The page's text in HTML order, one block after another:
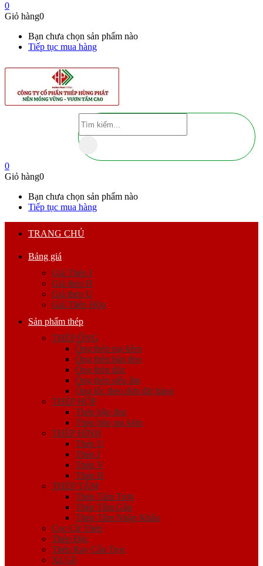
0
Giỏ hàng0
Bạn chưa chọn sản phẩm nào
Tiếp tục mua hàng
0
Giỏ hàng0
Bạn chưa chọn sản phẩm nào
Tiếp tục mua hàng
TRANG CHỦ
Bảng giá
Giá Thép I
Giá thép H
Giá thép U
Giá Thép Hộp
Sản phẩm thép
THÉP ỐNG
Ống thép mạ kẽm
Ống thép hàn đen
Ống thép đúc
Ống thép siêu âm
Ống lốc theo đơn đặt hàng
THÉP HỘP
Thép hộp đen
Thép hộp mạ kẽm
THÉP HÌNH
Thép U
Thép I
Thép V
Thép H
THÉP TẤM
Thép Tấm Trơn
Thép Tấm Gân
Thép Tấm Nhập Khẩu
Cọc Cừ Thép
Thép Đặc
Thép Ray Cầu Trục
Xà Gồ